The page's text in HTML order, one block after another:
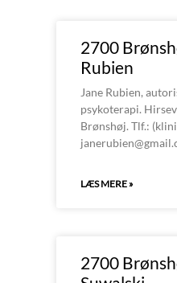
2700
Rubien
Jane Rubien,
psykoterapi.
Brønshøj. Tlf.:
LÆS MERE »
2700